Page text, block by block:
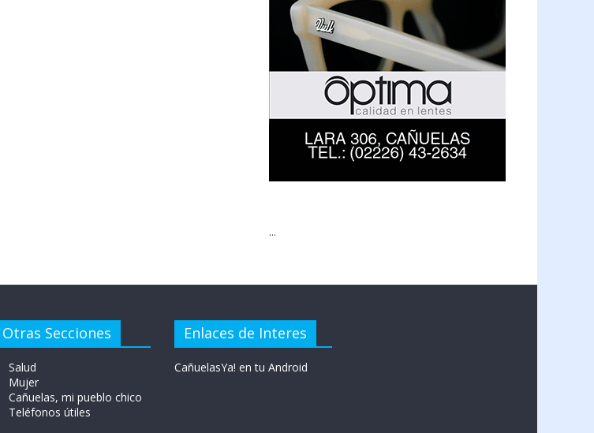
...
Otras Secciones
Salud
Mujer
Cañuelas, mi pueblo chico
Teléfonos útiles
Enlaces de Interes
CañuelasYa! en tu Android